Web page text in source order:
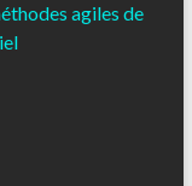
agiles de